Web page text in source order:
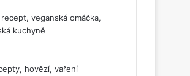
veganská omáčka,
kuchyně
hovězí, vaření